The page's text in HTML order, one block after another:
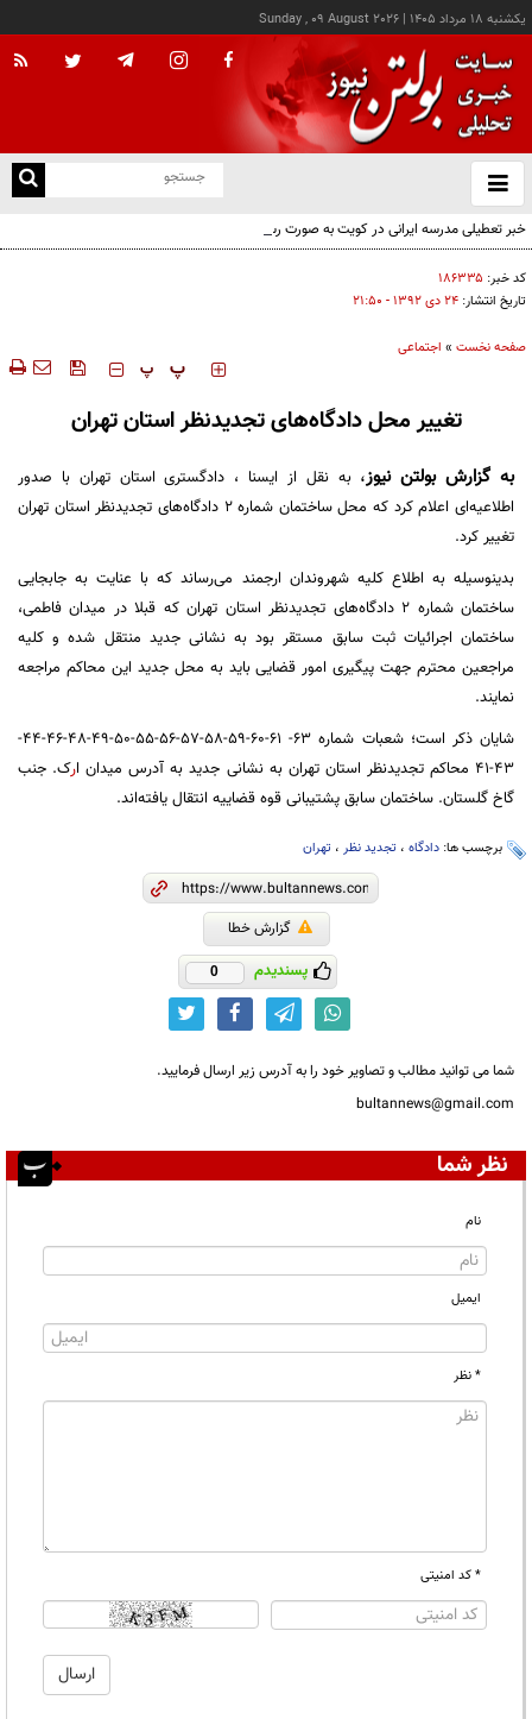
يکشنبه ۱۸ مرداد ۱۴۰۵ |
Sunday , 09 August 2026
باز
و
خبر تعطیلی مدرسه ایرانی در کویت به صورت رسمی اعلام نشده
کد خبر: ۱۸۶۳۳۵
تاریخ انتشار: ۲۴ دی ۱۳۹۲ - ۲۱:۵۰
صفحه نخست » اجتماعی
‍‍‍ پ پ
تغییر محل دادگاه‌های تجدیدنظر استان تهران
به گزارشبولتن نیوز، به نقل از ایسنا ، دادگستری استان تهران با صدور
اطلاعیه‌ای اعلام کرد که محل ساختمان شماره 2 دادگاه‌های تجدیدنظر استان تهران
تغییر کرد.
بدینوسیله به اطلاع کلیه شهروندان ارجمند می‌رساند که با عنایت به جابجایی
ساختمان شماره 2 دادگاه‌های تجدیدنظر استان تهران که قبلا در میدان فاطمی،
ساختمان اجرائیات ثبت سابق مستقر بود به نشانی جدید منتقل شده و کلیه
مراجعین محترم جهت پیگیری امور قضایی باید به محل جدید این محاکم مراجعه
نمایند.
شایان ذکر است؛ شعبات شماره 63- 61-60-59-58-57-56-55-50-49-48-46-44-
43-41 محاکم تجدیدنظر استان تهران به نشانی جدید به آدرس میدان ا
رک. جنب
گاخ گلستان. ساختمان سابق پشتیبانی قوه قضاییه انتقال یافته‌اند.
برچسب ها: دادگاه ، تجدید نظر ، تهران
گزارش خطا
پسندیدم 0
شما می توانید مطالب و تصاویر خود را به آدرس زیر ارسال فرمایید.
bultannews@gmail.com
نظر شما
نام
ایمیل
* نظر
* کد امنیتی